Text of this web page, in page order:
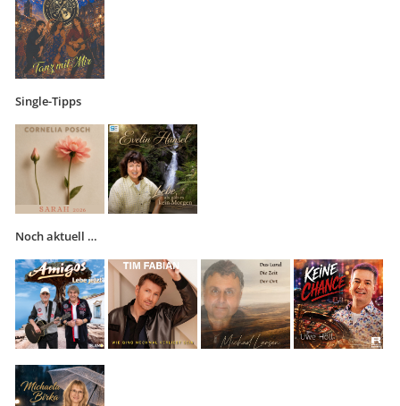
Single-Tipps
Noch aktuell …